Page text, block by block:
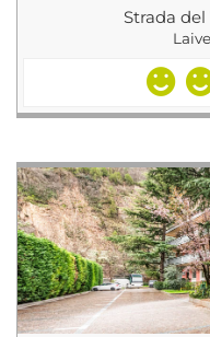
Strada